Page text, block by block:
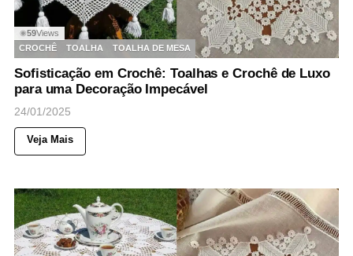
◉59Views
CROCHÊ
TOALHA TOALHA DE MESA
Sofisticação em Crochê: Toalhas e Crochê de Luxo
para uma Decoração Impecável
24/01/2025
Veja Mais